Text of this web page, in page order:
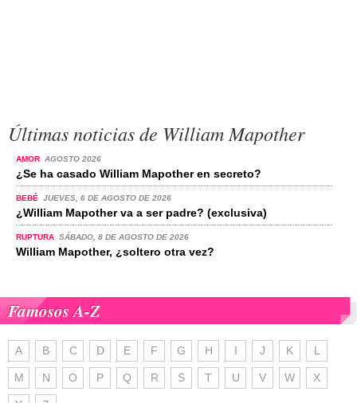
Últimas noticias de William Mapother
AMOR AGOSTO 2026
¿Se ha casado William Mapother en secreto?
BEBÉ JUEVES, 6 DE AGOSTO DE 2026
¿William Mapother va a ser padre? (exclusiva)
RUPTURA SÁBADO, 8 DE AGOSTO DE 2026
William Mapother, ¿soltero otra vez?
Famosos A-Z
A B C D E F G H I J K L
M N O P Q R S T U V W X